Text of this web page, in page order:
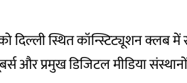
दिल्ली स्थित कॉन्स्टिट्यूशन क्लब में
और प्रमुख डिजिटल मीडिया